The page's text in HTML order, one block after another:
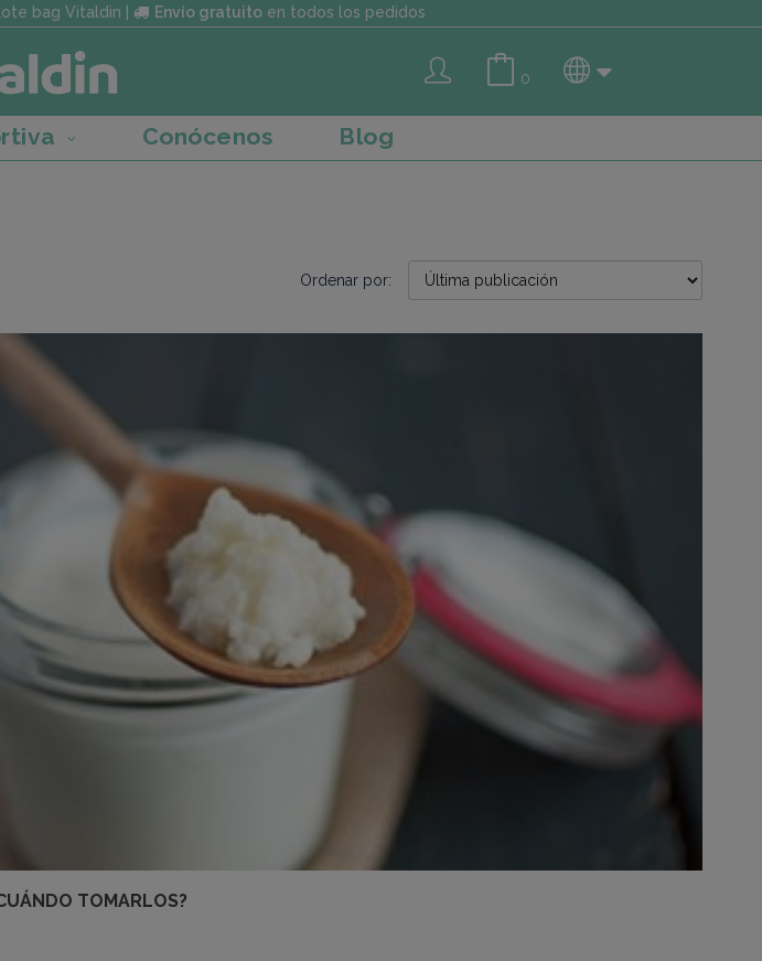
bag Vitaldin | Envío gratuitoen todos los pedidos
0
Conócenos Blog
Ordenar por:
TOMARLOS?